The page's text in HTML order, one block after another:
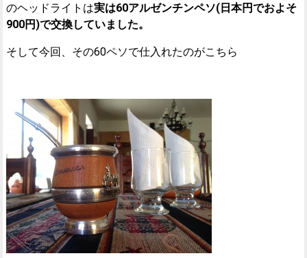
のヘッドライトは実は60アルゼンチンペソ(日本円でおよそ
900円)で交換していました。
そして今回、その60ペソで仕入れたのがこちら